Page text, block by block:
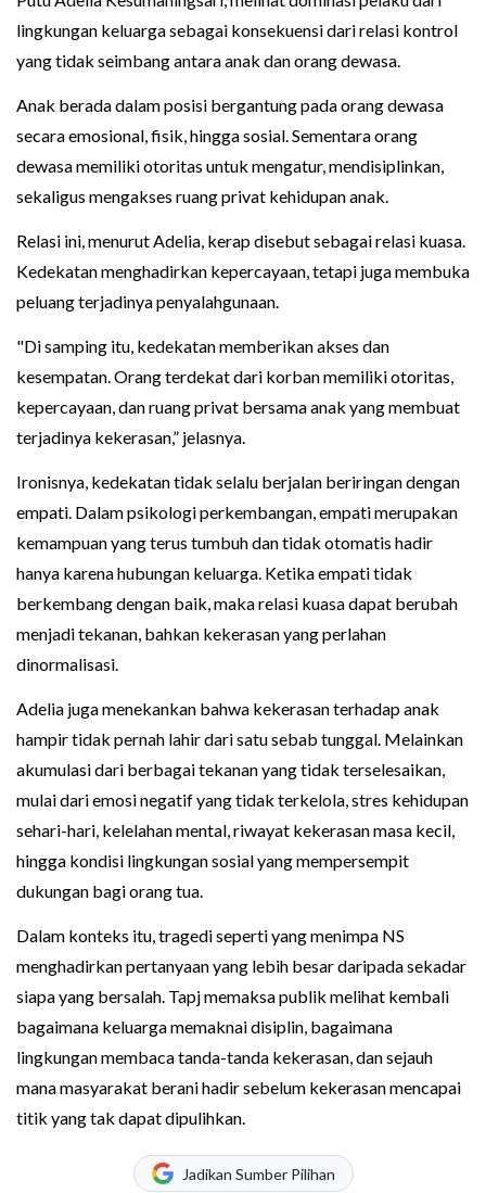
lingkungan keluarga sebagai konsekuensi dari relasi kontrol
yang tidak seimbang antara anak dan orang dewasa.
Anak berada dalam posisi bergantung pada orang dewasa
secara emosional, fisik, hingga sosial. Sementara orang
dewasa memiliki otoritas untuk mengatur, mendisiplinkan,
sekaligus mengakses ruang privat kehidupan anak.
Relasi ini, menurut Adelia, kerap disebut sebagai relasi kuasa.
Kedekatan menghadirkan kepercayaan, tetapi juga membuka
peluang terjadinya penyalahgunaan.
"Di samping itu, kedekatan memberikan akses dan
kesempatan. Orang terdekat dari korban memiliki otoritas,
kepercayaan, dan ruang privat bersama anak yang membuat
terjadinya kekerasan,” jelasnya.
Ironisnya, kedekatan tidak selalu berjalan beriringan dengan
empati. Dalam psikologi perkembangan, empati merupakan
kemampuan yang terus tumbuh dan tidak otomatis hadir
hanya karena hubungan keluarga. Ketika empati tidak
berkembang dengan baik, maka relasi kuasa dapat berubah
menjadi tekanan, bahkan kekerasan yang perlahan
dinormalisasi.
Adelia juga menekankan bahwa kekerasan terhadap anak
hampir tidak pernah lahir dari satu sebab tunggal. Melainkan
akumulasi dari berbagai tekanan yang tidak terselesaikan,
mulai dari emosi negatif yang tidak terkelola, stres kehidupan
sehari-hari, kelelahan mental, riwayat kekerasan masa kecil,
hingga kondisi lingkungan sosial yang mempersempit
dukungan bagi orang tua.
Dalam konteks itu, tragedi seperti yang menimpa NS
menghadirkan pertanyaan yang lebih besar daripada sekadar
siapa yang bersalah. Tapj memaksa publik melihat kembali
bagaimana keluarga memaknai disiplin, bagaimana
lingkungan membaca tanda-tanda kekerasan, dan sejauh
mana masyarakat berani hadir sebelum kekerasan mencapai
titik yang tak dapat dipulihkan.
Jadikan Sumber Pilihan